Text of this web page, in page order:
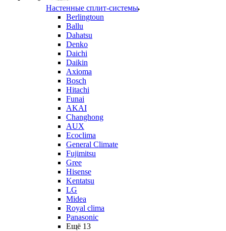
Настенные сплит-системы
Berlingtoun
Ballu
Dahatsu
Denko
Daichi
Daikin
Axioma
Bosch
Hitachi
Funai
AKAI
Changhong
AUX
Ecoclima
General Climate
Fujimitsu
Gree
Hisense
Kentatsu
LG
Midea
Royal clima
Panasonic
Ещё 13